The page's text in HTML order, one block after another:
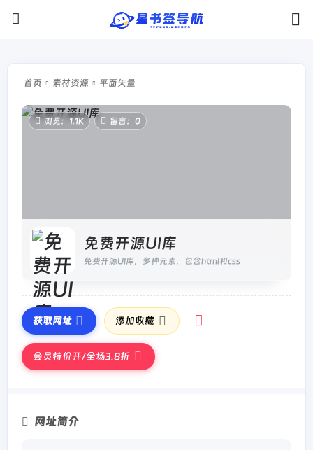
首页 素材资源 平面矢量
浏览：1.1K 留言：0
免费开源UI库
免费开源UI库，多种元素，包含html和css
获取网址 添加收藏
会员特价开/全场3.8折
网址简介